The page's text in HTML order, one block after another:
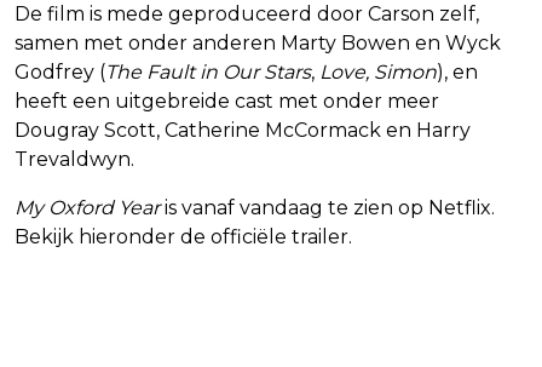
De film is mede geproduceerd door Carson zelf,
samen met onder anderen Marty Bowen en Wyck
Godfrey (The Fault in Our Stars, Love, Simon), en
heeft een uitgebreide cast met onder meer
Dougray Scott, Catherine McCormack en Harry
Trevaldwyn.
My Oxford Yearis vanaf vandaag te zien op Netflix.
Bekijk hieronder de officiële trailer.